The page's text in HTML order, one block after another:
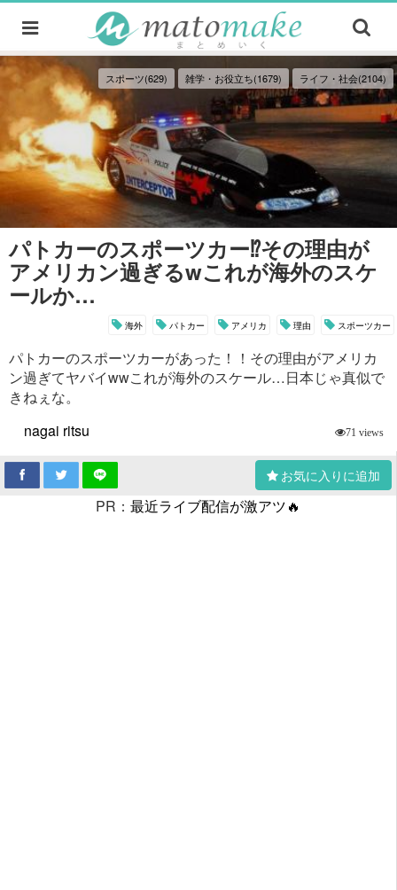
スポーツ(629) 雑学・お役立ち(1679) ライフ・社会(2104)
パトカーのスポーツカー⁉︎その理由が
アメリカン過ぎるwこれが海外のスケ
ールか…
海外 パトカー アメリカ 理由 スポーツカー
パトカーのスポーツカーがあった！！その理由がアメリカ
ン過ぎてヤバイwwこれが海外のスケール…日本じゃ真似で
きねぇな。
nagai ritsu
71 views
お気に入りに追加
PR： 最近ライブ配信が激アツ🔥